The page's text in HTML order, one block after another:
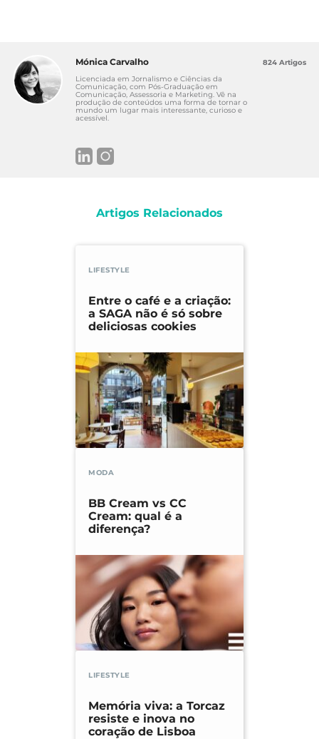
Mónica Carvalho
Licenciada em Jornalismo e Ciências da
Comunicação, com Pós-Graduação em
Comunicação, Assessoria e Marketing. Vê na
produção de conteúdos uma forma de tornar o
mundo um lugar mais interessante, curioso e
acessível.
824 Artigos
Artigos Relacionados
LIFESTYLE
Entre o café e a criação:
a SAGA não é só sobre
deliciosas cookies
MODA
BB Cream vs CC
Cream: qual é a
diferença?
LIFESTYLE
Memória viva: a Torcaz
resiste e inova no
coração de Lisboa